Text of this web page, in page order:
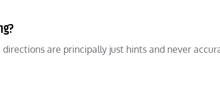
are principally just hints and never